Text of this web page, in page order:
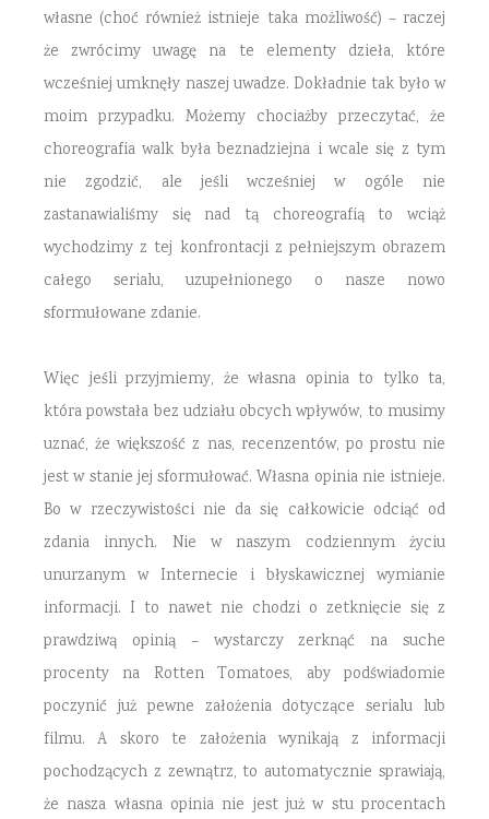
własne (choć również istnieje taka możliwość) – raczej
że zwrócimy uwagę na te elementy dzieła, które
wcześniej umknęły naszej uwadze. Dokładnie tak było w
moim przypadku. Możemy chociażby przeczytać, że
choreografia walk była beznadziejna i wcale się z tym
nie zgodzić, ale jeśli wcześniej w ogóle nie
zastanawialiśmy się nad tą choreografią to wciąż
wychodzimy z tej konfrontacji z pełniejszym obrazem
całego serialu, uzupełnionego o nasze nowo
sformułowane zdanie.
Więc jeśli przyjmiemy, że własna opinia to tylko ta,
która powstała bez udziału obcych wpływów, to musimy
uznać, że większość z nas, recenzentów, po prostu nie
jest w stanie jej sformułować. Własna opinia nie istnieje.
Bo w rzeczywistości nie da się całkowicie odciąć od
zdania innych. Nie w naszym codziennym życiu
unurzanym w Internecie i błyskawicznej wymianie
informacji. I to nawet nie chodzi o zetknięcie się z
prawdziwą opinią – wystarczy zerknąć na suche
procenty na Rotten Tomatoes, aby podświadomie
poczynić już pewne założenia dotyczące serialu lub
filmu. A skoro te założenia wynikają z informacji
pochodzących z zewnątrz, to automatycznie sprawiają,
że nasza własna opinia nie jest już w stu procentach